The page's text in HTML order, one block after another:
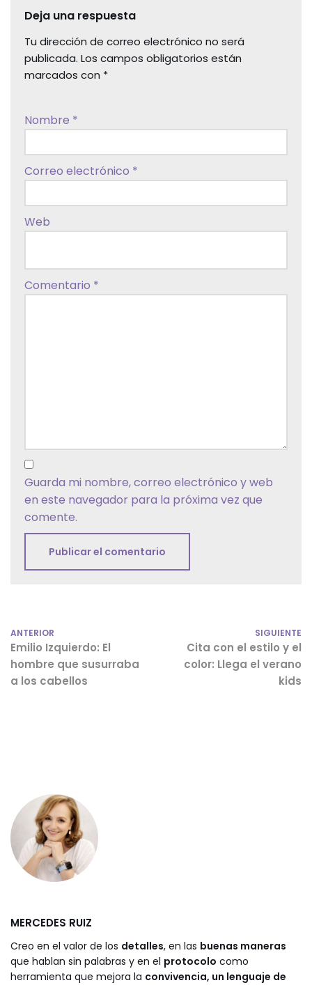
Deja una respuesta
Tu dirección de correo electrónico no será
publicada. Los campos obligatorios están
marcados con *
Nombre *
Correo electrónico *
Web
Comentario *
Guarda mi nombre, correo electrónico y web
en este navegador para la próxima vez que
comente.
ANTERIOR
Emilio Izquierdo: El
hombre que susurraba
a los cabellos
SIGUIENTE
Cita con el estilo y el
color: Llega el verano
kids
MERCEDES RUIZ
Creo en el valor de los detalles, en las buenas maneras
que hablan sin palabras y en el protocolo como
herramienta que mejora la convivencia, un lenguaje de